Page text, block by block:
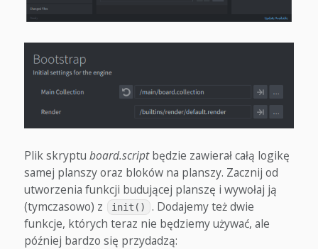
Plik skryptu board.scriptbędzie zawierał całą logikę
samej planszy oraz bloków na planszy. Zacznij od
utworzenia funkcji budującej planszę i wywołaj ją
(tymczasowo) z
init()
. Dodajemy też dwie
funkcje, których teraz nie będziemy używać, ale
później bardzo się przydadzą: